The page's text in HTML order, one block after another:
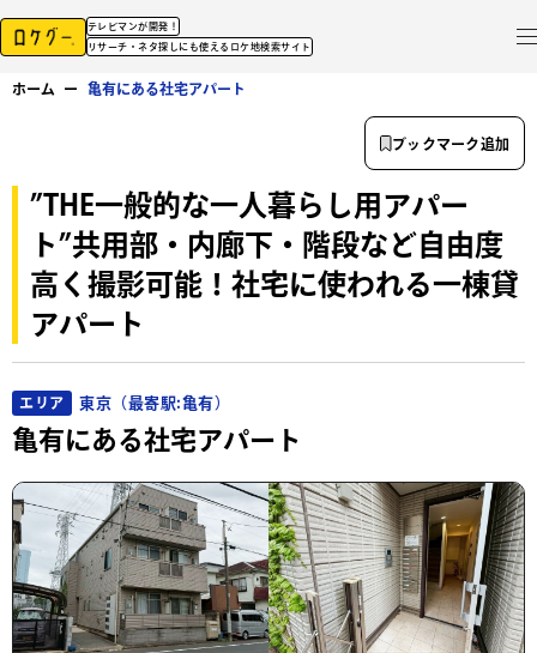
テレビマンが開発！
リサーチ・ネタ探しにも使えるロケ地検索サイト
ホーム ー 亀有にある社宅アパート
”THE一般的な一人暮らし用アパー
ト”共用部・内廊下・階段など自由度
高く撮影可能！社宅に使われる一棟貸
アパート
エリア 東京（最寄駅:亀有）
亀有にある社宅アパート
ブックマーク追加